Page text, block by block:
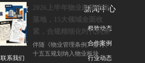
其打造适配高铁业务场景的数
字化品质运营方案：通过搭建
标准库量化作业细则，按需动
态调整春运、节假日等特殊时
段的巡检需求，依托照片墙留
存巡检实景，杜绝作弊、敷衍
巡检；借助任务日历直观了解
2026上半年物业政策密集
落地，15大领域全面收
紧，合规精细化时代到来
伴随《物业管理条例》修订、
十五五规划纳入物业板块，行
极致动态
合作案例
行业动态
公司简介
荣誉与资质
联系我们
关于极致 新闻中心